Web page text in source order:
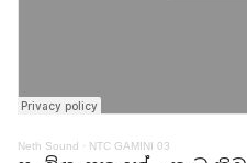
Neth Sound · NTC GAMINI 03